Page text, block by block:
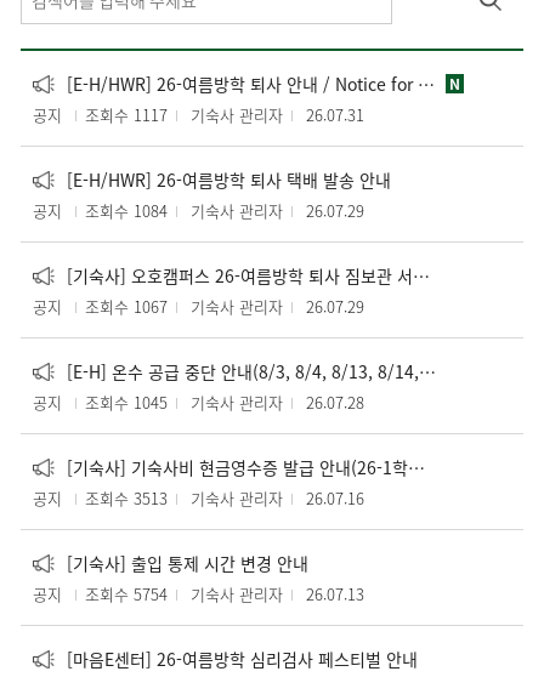
[E-H/HWR] 26-여름방학 퇴사 안내 / Notice for 26-Summer Check-out N
공지 조회수 1117 기숙사 관리자 26.07.31
[E-H/HWR] 26-여름방학 퇴사 택배 발송 안내
공지 조회수 1084 기숙사 관리자 26.07.29
[기숙사] 오호캠퍼스 26-여름방학 퇴사 짐보관 서비스 안내 / Notice on Luggage Storage Service for 26-Summer Check-out
공지 조회수 1067 기숙사 관리자 26.07.29
[E-H] 온수 공급 중단 안내(8/3, 8/4, 8/13, 8/14, 8/19) / Temporary Hot Water Shut-Off in E-House
공지 조회수 1045 기숙사 관리자 26.07.28
[기숙사] 기숙사비 현금영수증 발급 안내(26-1학기 및 여름방학)
공지 조회수 3513 기숙사 관리자 26.07.16
[기숙사] 출입 통제 시간 변경 안내
공지 조회수 5754 기숙사 관리자 26.07.13
[마음E센터] 26-여름방학 심리검사 페스티벌 안내